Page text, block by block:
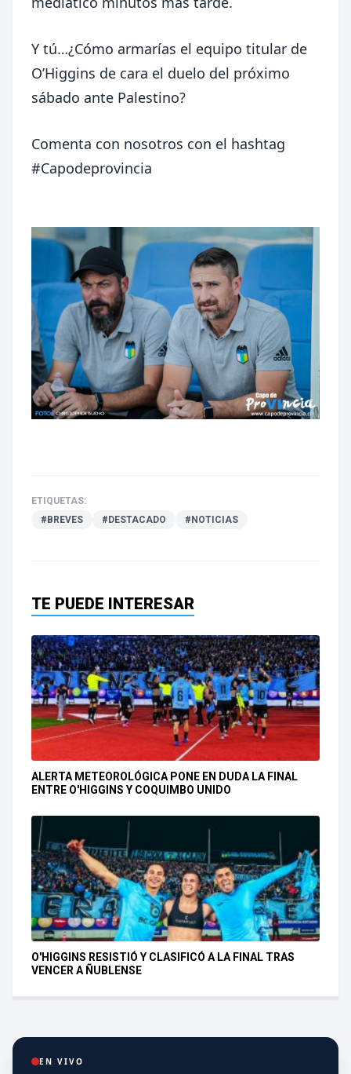
Y tú…¿Cómo armarías el equipo titular de
O’Higgins de cara el duelo del próximo
sábado ante Palestino?
Comenta con nosotros con el hashtag
#Capodeprovincia
ETIQUETAS:
#BREVES
#DESTACADO #NOTICIAS
TE PUEDE INTERESAR
ALERTA METEOROLÓGICA PONE EN DUDA LA FINAL
ENTRE O'HIGGINS Y COQUIMBO UNIDO
O'HIGGINS RESISTIÓ Y CLASIFICÓ A LA FINAL TRAS
VENCER A ÑUBLENSE
EN VIVO